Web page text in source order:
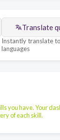
Translate
Instantly translate
languages
you have. Your
of each skill.